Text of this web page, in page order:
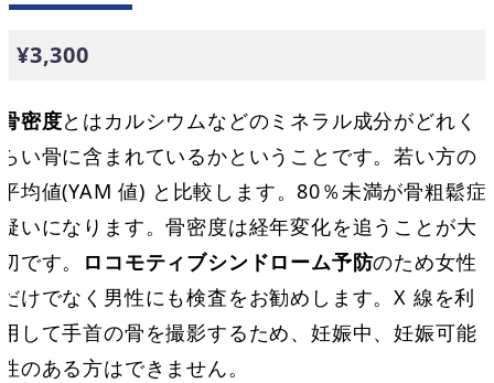
¥3,300
骨密度とはカルシウムなどのミネラル成分がどれく
らい骨に含まれているかということです。若い方の
平均値(YAM 値) と比較します。80％未満が骨粗鬆症
疑いになります。骨密度は経年変化を追うことが大
切です。
ロコモティブシンドローム予防のため女性
だけでなく男性にも検査をお勧めします。X 線を利
用して手首の骨を撮影するため、妊娠中、妊娠可能
性のある方はできません。